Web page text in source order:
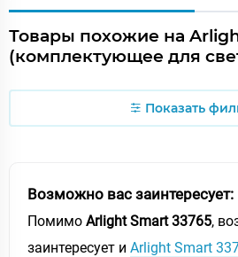
Товары похожие на
(комплектующее для
Показать
Возможно вас заинтересует:
Помимо Arlight Smart 33765,
заинтересует и Arlight Smart